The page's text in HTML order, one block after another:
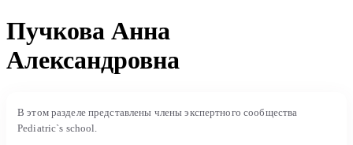
Пучкова Анна
Александровна
В этом разделе представлены члены экспертного сообщества
Pediatric`s school.